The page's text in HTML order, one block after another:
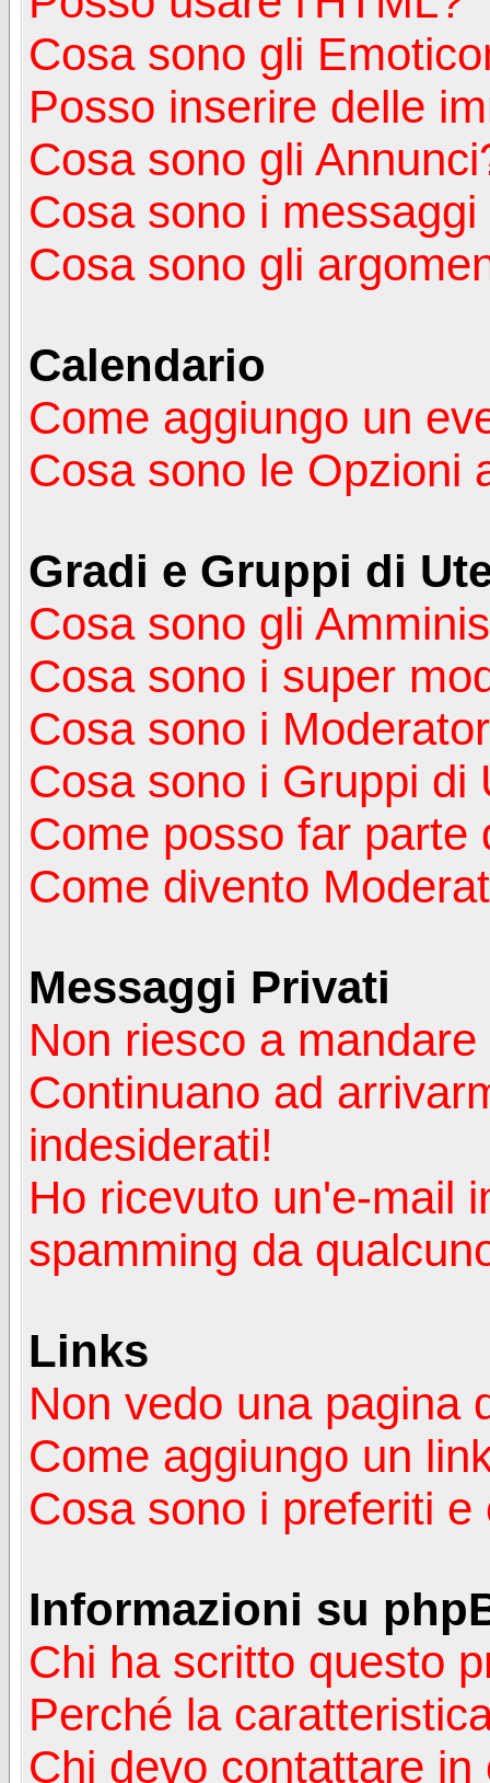
Cosa sono gli
Posso inserire delle
Cosa sono gli
Cosa sono i
Cosa sono gli
Calendario
Come aggiungo un
Cosa sono le Opzioni
Gradi e Gruppi di
Cosa sono gli
Cosa sono i super
Cosa sono i
Cosa sono i Gruppi di
Come posso far parte
Come divento
Messaggi Privati
Non riesco a
Continuano ad
indesiderati!
Ho ricevuto un'e-mail
spamming da
Links
Non vedo una pagina
Come aggiungo un
Cosa sono i preferiti
Informazioni su
Chi ha scritto questo
Perché la
Chi devo contattare